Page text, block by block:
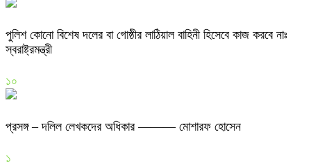
পুলিশ কোনো বিশেষ দলের বা গোষ্ঠীর লাঠিয়াল বাহিনী হিসেবে কাজ করবে নাঃ
স্বরাষ্ট্রমন্ত্রী
১০
প্রসঙ্গ – দলিল লেখকদের অধিকার ——— মোশারফ হোসেন
১